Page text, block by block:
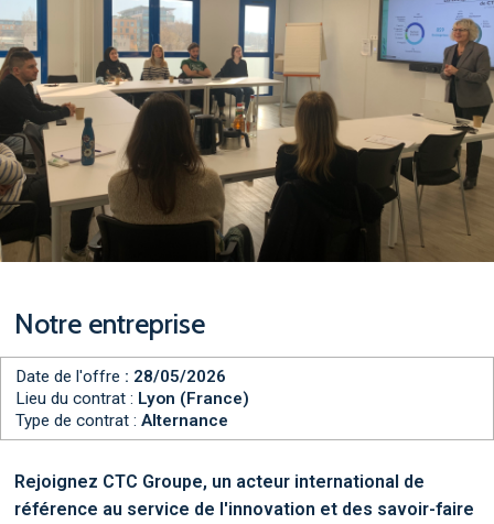
Notre entreprise
Date de l'offre : 28/05/2026
Lieu du contrat : Lyon (France)
Type de contrat : Alternance
Rejoignez CTC Groupe, un acteur international de
référence au service de l'innovation et des savoir-faire